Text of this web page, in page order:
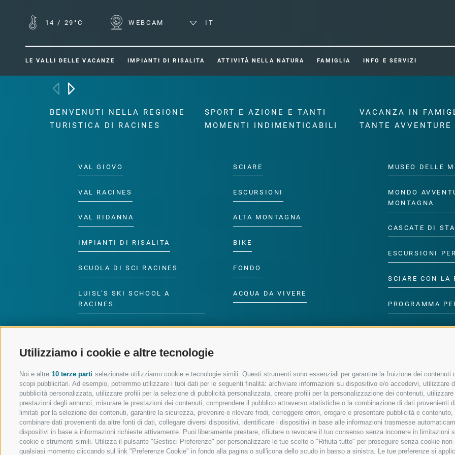
Utilizziamo i cookie e altre tecnologie
Noi e altre 10 terze parti selezionate utilizziamo cookie e tecnologie simili. Questi strumenti sono essenziali per garantire la fruizione dei
scopi pubblicitari. Ad esempio, potremmo utilizzare i tuoi dati per le seguenti finalità: archiviare informazioni su dispositivo e/o accedervi, utilizzare
pubblicità personalizzata, utilizzare profili per la selezione di pubblicità personalizzata, creare profili per la personalizzazione dei contenuti,
prestazioni degli annunci, misurare le prestazioni dei contenuti, comprendere il pubblico attraverso statistiche o la combinazione di dati
limitati per la selezione dei contenuti, garantire la sicurezza, prevenire e rilevare frodi, correggere errori, erogare e presentare pubblicità e
combinare dati provenienti da altre fonti di dati, collegare diversi dispositivi, identificare i dispositivi in base alle informazioni trasmesse
dispositivi in base a informazioni richieste attivamente. Puoi liberamente prestare, rifiutare o revocare il tuo consenso senza incorrere in
cookie e strumenti simili. Utilizza il pulsante "Gestisci Preferenze" per personalizzare le tue scelte o "Rifiuta tutto" per proseguire senza cookie
qualsiasi momento cliccando sul link "Preferenze Cookie" in fondo alla pagina o sull'icona dello scudo in basso a sinistra. Le tue preferenze si
14 / 29°C WEBCAM IT
LE VALLI DELLE VACANZE IMPIANTI DI RISALITA ATTIVITÀ NELLA NATURA FAMIGLIA INFO E SERVIZI
BENVENUTI NELLA REGIONE
TURISTICA DI RACINES
VAL GIOVO
VAL RACINES
VAL RIDANNA
IMPIANTI DI RISALITA
SCUOLA DI SCI RACINES
LUISL'S SKI SCHOOL A
RACINES
SPORT E AZIONE E TANTI
MOMENTI INDIMENTICABILI
SCIARE
ESCURSIONI
ALTA MONTAGNA
BIKE
FONDO
ACQUA DA VIVERE
VACANZA IN
TANTE AVVENTURE
MUSEO DELLE
MONDO
MONTAGNA
CASCATE DI
ESCURSIONI
SCIARE CON LA
PROGRAMMA
SEGUICI SUI SOCIAL